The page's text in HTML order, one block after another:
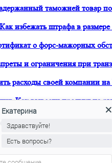
таможней товар
избежать штрафа в
о форс-мажорных
и ограничения при
расходы своей компании
Как вывести продукт на
товарный знак в ТРОИС?
таможни о
классрешение?
Екатерина
Здравствуйте!
Есть вопросы?